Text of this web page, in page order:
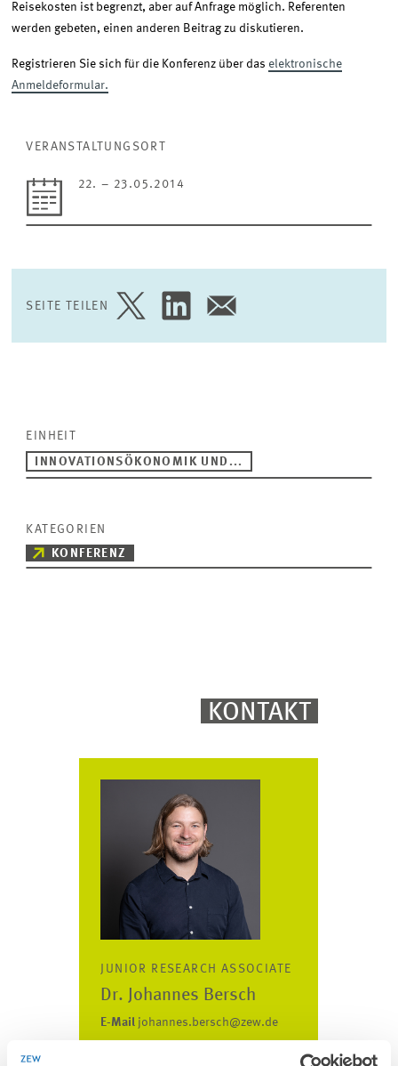
Reisekosten ist begrenzt, aber auf Anfrage möglich. Referenten
werden gebeten, einen anderen Beitrag zu diskutieren.
Registrieren Sie sich für die Konferenz über das elektronische
Anmeldeformular.
VERANSTALTUNGSORT
22. – 23.05.2014
SEITE TEILEN
SEITE
TWITTER
SEITE
LINKEDIN
SEITE
E-
EINHEIT
INNOVATIONSÖKONOMIK UND...
KATEGORIEN
KONFERENZ
KONTAKT
JUNIOR RESEARCH ASSOCIATE
Dr. Johannes Bersch
E-Mail johannes.bersch@zew.de